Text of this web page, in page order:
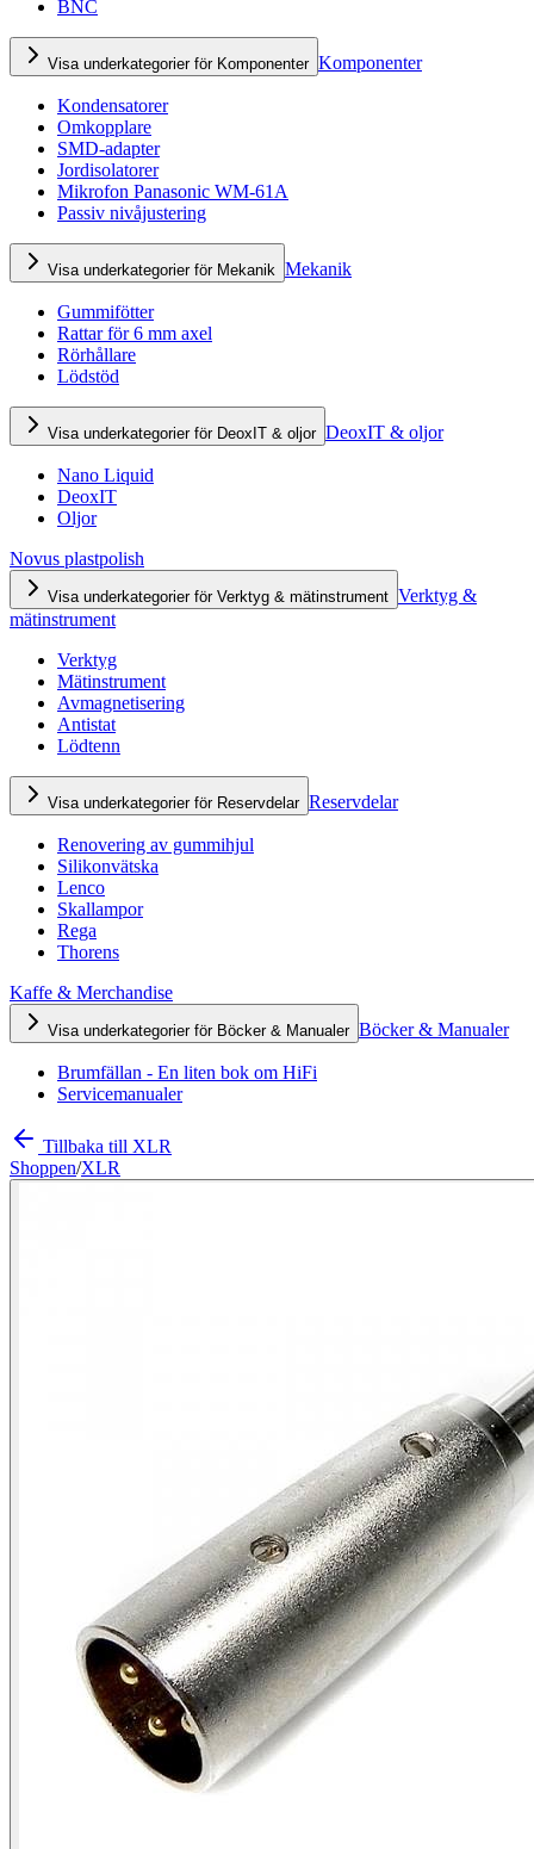
BNC
Visa underkategorier för Komponenter Komponenter
Kondensatorer
Omkopplare
SMD-adapter
Jordisolatorer
Mikrofon Panasonic WM-61A
Passiv nivåjustering
Visa underkategorier för Mekanik Mekanik
Gummifötter
Rattar för 6 mm axel
Rörhållare
Lödstöd
Visa underkategorier för DeoxIT & oljor DeoxIT & oljor
Nano Liquid
DeoxIT
Oljor
Novus plastpolish
Visa underkategorier för Verktyg & mätinstrument Verktyg &
mätinstrument
Verktyg
Mätinstrument
Avmagnetisering
Antistat
Lödtenn
Visa underkategorier för Reservdelar Reservdelar
Renovering av gummihjul
Silikonvätska
Lenco
Skallampor
Rega
Thorens
Kaffe & Merchandise
Visa underkategorier för Böcker & Manualer Böcker & Manualer
Brumfällan - En liten bok om HiFi
Servicemanualer
Tillbaka till XLR
Shoppen/XLR